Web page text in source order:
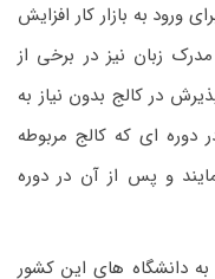
به بازار کار افزایش
زبان نیز در برخی از
در کالج بدون نیاز به
دوره ای که کالج مربوطه
و پس از آن در دوره
دانشگاه های این کشور